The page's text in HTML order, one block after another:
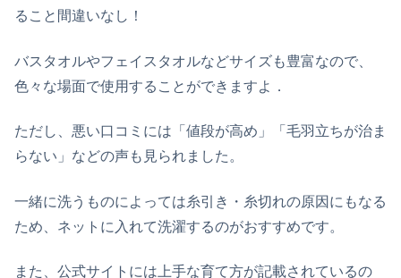
ること間違いなし！
バスタオルやフェイスタオルなどサイズも豊富なので、
色々な場面で使用することができますよ．
ただし、悪い口コミには「値段が高め」「毛羽立ちが治ま
らない」などの声も見られました。
一緒に洗うものによっては糸引き・糸切れの原因にもなる
ため、ネットに入れて洗濯するのがおすすめです。
また、公式サイトには上手な育て方が記載されているの